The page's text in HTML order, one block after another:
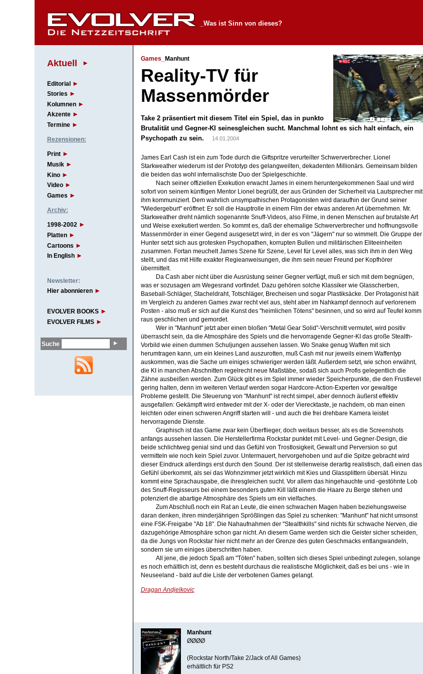
_Was ist Sinn von dieses?
Aktuell
Editorial
Stories
Kolumnen
Akzente
Termine
Rezensionen:
Print
Musik
Kino
Video
Games
Archiv:
1998-2002
Platten
Cartoons
In English
Newsletter:
Hier abonnieren
EVOLVER BOOKS
EVOLVER FILMS
Suche
Games_ Manhunt
Reality-TV für
Massenmörder
Take 2 präsentiert mit diesem Titel ein Spiel, das in punkto
Brutalität und Gegner-KI seinesgleichen sucht. Manchmal lohnt es sich halt einfach, ein
Psychopath zu sein.
14.01.2004
James Earl Cash ist ein zum Tode durch die Giftspritze verurteilter Schwerverbrecher. Lionel
Starkweather wiederum ist der Prototyp des gelangweilten, dekadenten Millionärs. Gemeinsam bilden
die beiden das wohl infernalischste Duo der Spielgeschichte.
Nach seiner offiziellen Exekution erwacht James in einem heruntergekommenen Saal und wird
sofort von seinem künftigen Mentor Lionel begrüßt, der aus Gründen der Sicherheit via Lautsprecher mit
ihm kommuniziert. Dem wahrlich unsympathischen Protagonisten wird daraufhin der Grund seiner
"Wiedergeburt" eröffnet: Er soll die Hauptrolle in einem Film der etwas anderen Art übernehmen. Mr.
Starkweather dreht nämlich sogenannte Snuff-Videos, also Filme, in denen Menschen auf brutalste Art
und Weise exekutiert werden. So kommt es, daß der ehemalige Schwerverbrecher und hoffnungsvolle
Massenmörder in einer Gegend ausgesetzt wird, in der es von "Jägern" nur so wimmelt. Die Gruppe der
Hunter setzt sich aus grotesken Psychopathen, korrupten Bullen und militärischen Eliteeinheiten
zusammen. Fortan meuchelt James Szene für Szene, Level für Level alles, was sich ihm in den Weg
stellt, und das mit Hilfe exakter Regieanweisungen, die ihm sein neuer Freund per Kopfhörer
übermittelt.
Da Cash aber nicht über die Ausrüstung seiner Gegner verfügt, muß er sich mit dem begnügen,
was er sozusagen am Wegesrand vorfindet. Dazu gehören solche Klassiker wie Glasscherben,
Baseball-Schläger, Stacheldraht, Totschläger, Brecheisen und sogar Plastiksäcke. Der Protagonist hält
im Vergleich zu anderen Games zwar recht viel aus, steht aber im Nahkampf dennoch auf verlorenem
Posten - also muß er sich auf die Kunst des "heimlichen Tötens" besinnen, und so wird auf Teufel komm
raus geschlichen und gemordet.
Wer in "Manhunt" jetzt aber einen bloßen "Metal Gear Solid"-Verschnitt vermutet, wird positiv
überrascht sein, da die Atmosphäre des Spiels und die hervorragende Gegner-KI das große Stealth-
Vorbild wie einen dummen Schuljungen aussehen lassen. Wo Snake genug Waffen mit sich
herumtragen kann, um ein kleines Land auszurotten, muß Cash mit nur jeweils einem Waffentyp
auskommen, was die Sache um einiges schwieriger werden läßt. Außerdem setzt, wie schon erwähnt,
die KI in manchen Abschnitten regelrecht neue Maßstäbe, sodaß sich auch Profis gelegentlich die
Zähne ausbeißen werden. Zum Glück gibt es im Spiel immer wieder Speicherpunkte, die den Frustlevel
gering halten, denn im weiteren Verlauf werden sogar Hardcore-Action-Experten vor gewaltige
Probleme gestellt. Die Steuerung von "Manhunt" ist recht simpel, aber dennoch äußerst effektiv
ausgefallen: Gekämpft wird entweder mit der X- oder der Vierecktaste, je nachdem, ob man einen
leichten oder einen schweren Angriff starten will - und auch die frei drehbare Kamera leistet
hervorragende Dienste.
Graphisch ist das Game zwar kein Überflieger, doch weitaus besser, als es die Screenshots
anfangs aussehen lassen. Die Herstellerfirma Rockstar punktet mit Level- und Gegner-Design, die
beide schlichtweg genial sind und das Gefühl von Trostlosigkeit, Gewalt und Perversion so gut
vermitteln wie noch kein Spiel zuvor. Untermauert, hervorgehoben und auf die Spitze gebracht wird
dieser Eindruck allerdings erst durch den Sound. Der ist stellenweise derartig realistisch, daß einen das
Gefühl überkommt, als sei das Wohnzimmer jetzt wirklich mit Kies und Glassplittern übersät. Hinzu
kommt eine Sprachausgabe, die ihresgleichen sucht. Vor allem das hingehauchte und -gestöhnte Lob
des Snuff-Regisseurs bei einem besonders guten Kill läßt einem die Haare zu Berge stehen und
potenziert die abartige Atmosphäre des Spiels um ein vielfaches.
Zum Abschluß noch ein Rat an Leute, die einen schwachen Magen haben beziehungsweise
daran denken, ihren minderjährigen Sprößlingen das Spiel zu schenken: "Manhunt" hat nicht umsonst
eine FSK-Freigabe "Ab 18". Die Nahaufnahmen der "Stealthkills" sind nichts für schwache Nerven, die
dazugehörige Atmosphäre schon gar nicht. An diesem Game werden sich die Geister sicher scheiden,
da die Jungs von Rockstar hier nicht mehr an der Grenze des guten Geschmacks entlangwandeln,
sondern sie um einiges überschritten haben.
All jene, die jedoch Spaß am "Töten" haben, sollten sich dieses Spiel unbedingt zulegen, solange
es noch erhältlich ist, denn es besteht durchaus die realistische Möglichkeit, daß es bei uns - wie in
Neuseeland - bald auf die Liste der verbotenen Games gelangt.
Dragan Andjelkovic
Manhunt
ØØØØ
(Rockstar North/Take 2/Jack of All Games)
erhältlich für PS2